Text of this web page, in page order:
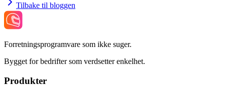
Tilbake til bloggen
Forretningsprogramvare som ikke suger.
Bygget for bedrifter som verdsetter enkelhet.
Produkter